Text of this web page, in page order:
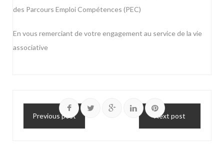
des Parcours Emploi Compétences (PEC)
En vous remerciant de votre engagement au service de la vie
associative
Previous post Next post